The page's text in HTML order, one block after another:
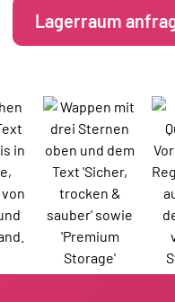
Lagerraum